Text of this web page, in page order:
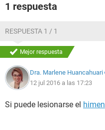
1 respuesta
RESPUESTA 1 / 1
Mejor respuesta
Dra. Marlene Huancahuari
12 jul 2016 a las 17:23
Si puede lesionarse el himen